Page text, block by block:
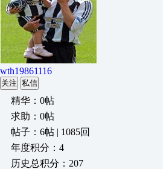
wth19861116
关注 私信
精华：0帖
求助：0帖
帖子：6帖 | 1085回
年度积分：4
历史总积分：207